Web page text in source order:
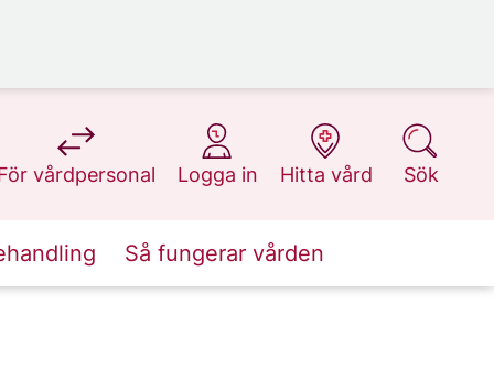
vårdpersonal
på 1177.se
Logga in
på 1177.se
Hitta vård
på 1177.se
Sök
på 1177.se
Så fungerar vården